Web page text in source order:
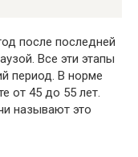
после последней
Все эти этапы
период. В норме
от 45 до 55 лет.
называют это